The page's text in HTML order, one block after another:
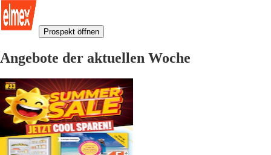
Prospekt öffnen
Angebote der aktuellen Woche